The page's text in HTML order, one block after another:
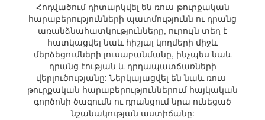
Հոդվածում դիտարկվել են ռուս-թուրքական
հարաբերությունների պատմությունն ու դրանց
առանձնահատկությունները, ուրույն տեղ է
հատկացվել նաև հիշյալ կողմերի միջև
մերձեցումների լուսաբանմանը, ինչպես նաև
դրանց էության և դրդապատճառների
վերլուծությանը: Ներկայացվել են նաև ռուս-
թուրքական հարաբերություններում հայկական
գործոնի ծագումն ու դրանցում նրա ունեցած
նշանակության աստիճանը: